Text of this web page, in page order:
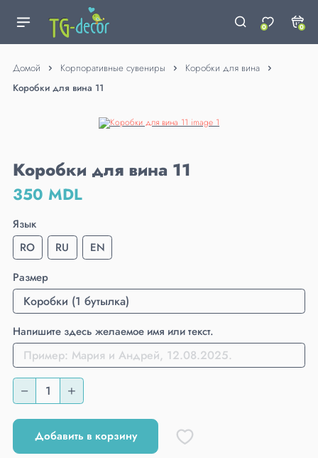
0 0
Домой Корпоративные сувениры
Коробки для вина
Коробки для вина 11
Коробки для вина 11
350 MDL
Язык
RO
RU
EN
Размер
Напишите здесь желаемое имя или текст.
Добавить в корзину